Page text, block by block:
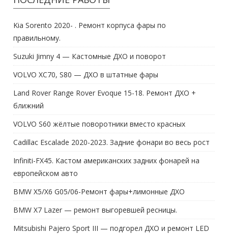
Kia Sorento 2020- . Ремонт корпуса фары по
правильному.
Suzuki Jimny 4 — Кастомные ДХО и поворот
VOLVO XC70, S80 — ДХО в штатные фары
Land Rover Range Rover Evoque 15-18. Ремонт ДХО +
ближний
VOLVO S60 жёлтые поворотники вместо красных
Cadillac Escalade 2020-2023. Задние фонари во весь рост
Infiniti-FX45. Кастом американских задних фонарей на
европейском авто
BMW X5/X6 G05/06-Ремонт фары+лимонные ДХО
BMW X7 Lazer — ремонт выгоревшей ресницы.
Mitsubishi Pajero Sport III — подгорел ДХО и ремонт LED